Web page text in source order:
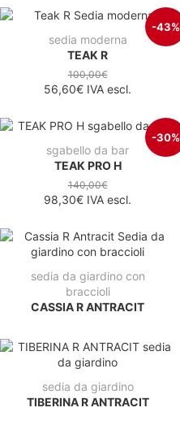
-43%
sedia moderna
TEAK R
100,00€
56,60€ IVA escl.
-30%
sgabello da bar
TEAK PRO H
140,00€
98,30€ IVA escl.
sedia da giardino con
braccioli
CASSIA R ANTRACIT
sedia da giardino
TIBERINA R ANTRACIT